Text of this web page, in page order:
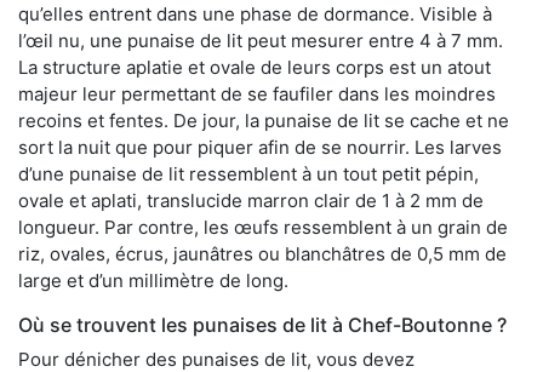
qu’elles entrent dans une phase de dormance. Visible à
l’œil nu, une punaise de lit peut mesurer entre 4 à 7 mm.
La structure aplatie et ovale de leurs corps est un atout
majeur leur permettant de se faufiler dans les moindres
recoins et fentes. De jour, la punaise de lit se cache et ne
sort la nuit que pour piquer afin de se nourrir. Les larves
d’une punaise de lit ressemblent à un tout petit pépin,
ovale et aplati, translucide marron clair de 1 à 2 mm de
longueur. Par contre, les œufs ressemblent à un grain de
riz, ovales, écrus, jaunâtres ou blanchâtres de 0,5 mm de
large et d’un millimètre de long.
Où se trouvent les punaises de lit à Chef-Boutonne ?
Pour dénicher des punaises de lit, vous devez